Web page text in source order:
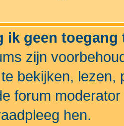
ik geen
zijn
bekijken, lezen,
forum
hen.